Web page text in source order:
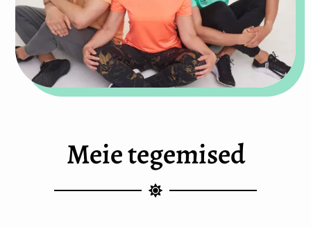
Meie tegemised